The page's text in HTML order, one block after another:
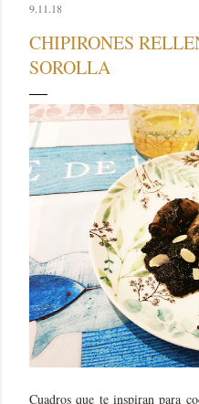
9.11.18
CHIPIRONES
SOROLLA
Cuadros que te inspiran para